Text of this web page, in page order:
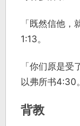
「既然信他
1:13。
「你们原是受
以弗所书4:30。
背教